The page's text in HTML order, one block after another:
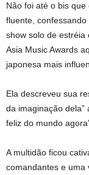
Não foi até o bis que
fluente,
show solo de estréia
Asia Music Awards
japonesa mais
Ela descreveu sua
da imaginação dela”
feliz do mundo
A multidão ficou
comandantes e uma